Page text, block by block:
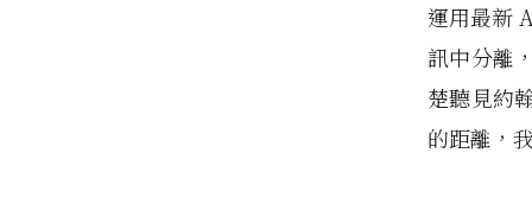
運用最新
訊中分離
楚聽見約
的距離，